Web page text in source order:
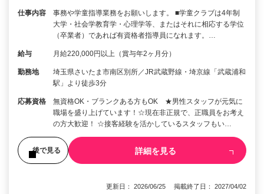
仕事内容
事務や学童指導業務をお願いします。 ■学童クラブは4年制
大学・社会学教育学・心理学等、またはそれに相応する学位
（卒業者）であれば有資格者指導員になれます。…
給与 月給220,000円以上（賞与年2ヶ月分）
勤務地
埼玉県さいたま市南区別所／JR武蔵野線・埼京線「武蔵浦和
駅」より徒歩3分
応募資格
無資格OK・ブランクある方もOK ★男性スタッフが元気に
職場を盛り上げています！☆現在非正規で、正職員をお考え
の方大歓迎！ ☆接客経験を活かしているスタッフもい…
後で見る 詳細を見る
更新日： 2026/06/25 掲載終了日： 2027/04/02